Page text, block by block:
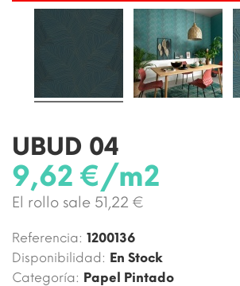
UBUD 04
9,62 €/m2
El rollo sale 51,22 €
Referencia: 1200136
Disponibilidad: En Stock
Categoría: Papel Pintado